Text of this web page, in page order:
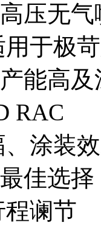
压无气
于极
能高
RAC
涂装
佳选择
谰节